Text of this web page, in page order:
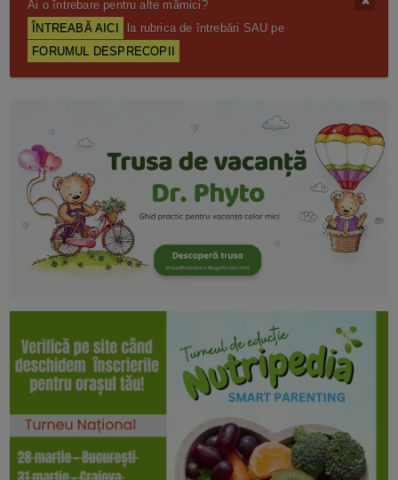
Ai o întrebare pentru alte mămici?
ÎNTREABĂ AICI
la rubrica de întrebări SAU pe
FORUMUL DESPRECOPII